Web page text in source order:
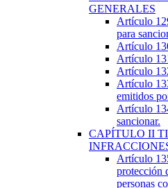
GENERALES
Artículo
para
Artículo
Artículo
Artículo
Artículo
emitidos
Artículo
sancionar.
CAPÍTULO II
Artículo
protección
personas